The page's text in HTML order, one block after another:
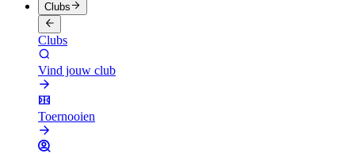
Clubs
Clubs
Vind jouw club
Toernooien